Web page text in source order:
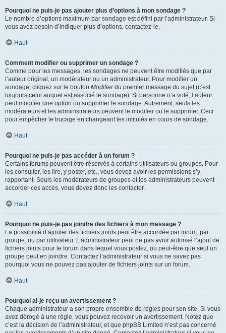
Pourquoi ne puis-je pas ajouter plus d’options à mon sondage ?
Le nombre d’options maximum par sondage est défini par l’administrateur. Si
vous avez besoin d’indiquer plus d’options, contactez-le.
Haut
Comment modifier ou supprimer un sondage ?
Comme pour les messages, les sondages ne peuvent être modifiés que par
l’auteur original, un modérateur ou un administrateur. Pour modifier un
sondage, cliquez sur le bouton Modifierdu premier message du sujet (c’est
toujours celui auquel est associé le sondage). Si personne n’a voté, l’auteur
peut modifier une option ou supprimer le sondage. Autrement, seuls les
modérateurs et les administrateurs peuvent le modifier ou le supprimer. Ceci
pour empêcher le trucage en changeant les intitulés en cours de sondage.
Haut
Pourquoi ne puis-je pas accéder à un forum ?
Certains forums peuvent être réservés à certains utilisateurs ou groupes. Pour
les consulter, les lire, y poster, etc., vous devez avoir les permissions s’y
rapportant. Seuls les modérateurs de groupes et les administrateurs peuvent
accorder ces accès, vous devez donc les contacter.
Haut
Pourquoi ne puis-je pas joindre des fichiers à mon message ?
La possibilité d’ajouter des fichiers joints peut être accordée par forum, par
groupe, ou par utilisateur. L’administrateur peut ne pas avoir autorisé l’ajout de
fichiers joints pour le forum dans lequel vous postez, ou peut-être que seul un
groupe peut en joindre. Contactez l’administrateur si vous ne savez pas
pourquoi vous ne pouvez pas ajouter de fichiers joints sur un forum.
Haut
Pourquoi ai-je reçu un avertissement ?
Chaque administrateur a son propre ensemble de règles pour son site. Si vous
avez dérogé à une règle, vous pouvez recevoir un avertissement. Notez que
c’est la décision de l’administrateur, et que phpBB Limited n’est pas concerné